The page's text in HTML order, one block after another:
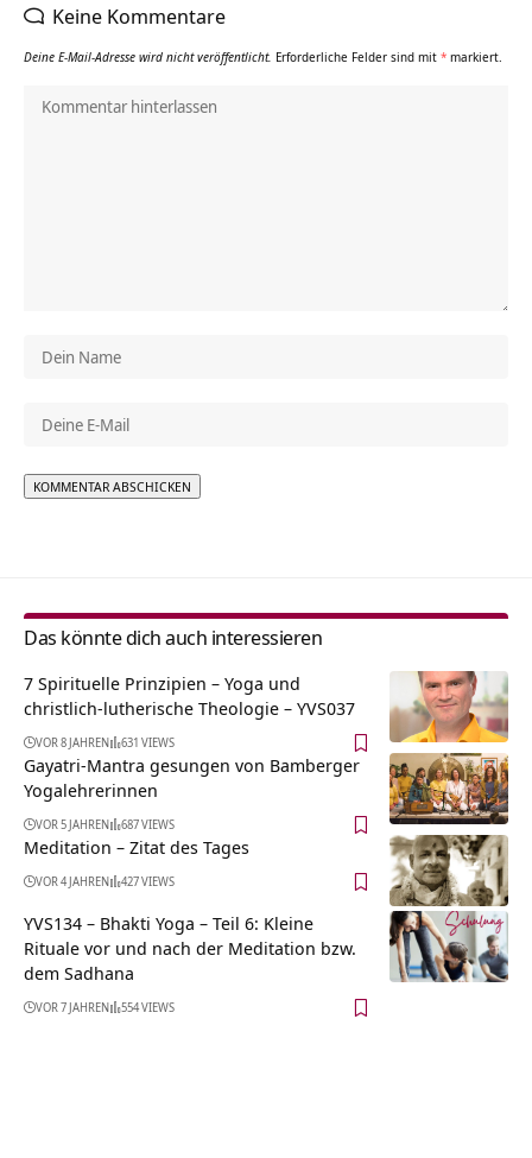
Keine Kommentare
Deine E-Mail-Adresse wird nicht veröffentlicht. Erforderliche Felder sind mit * markiert.
Das könnte dich auch interessieren
7 Spirituelle Prinzipien – Yoga und
christlich-lutherische Theologie – YVS037
VOR 8 JAHREN 631 VIEWS
Gayatri-Mantra gesungen von Bamberger
Yogalehrerinnen
VOR 5 JAHREN 687 VIEWS
Meditation – Zitat des Tages
VOR 4 JAHREN 427 VIEWS
YVS134 – Bhakti Yoga – Teil 6: Kleine
Rituale vor und nach der Meditation bzw.
dem Sadhana
VOR 7 JAHREN 554 VIEWS